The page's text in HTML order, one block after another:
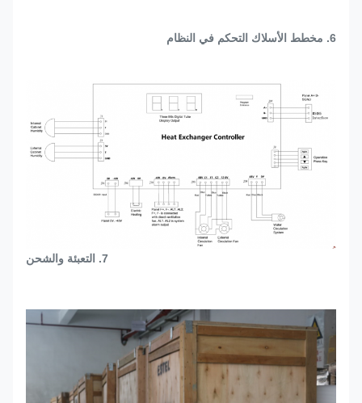
6. مخطط الأسلاك التحكم في النظام
7. التعبئة والشحن